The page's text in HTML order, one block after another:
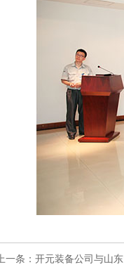
上一条：开元装备公司与山